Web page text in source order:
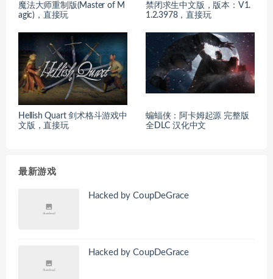
魔法大师重制版(Master of M
agic)，直接玩
禁闭求生中文版，版本：V1.
1.2.3978，直接玩
Hellish Quart 剑术格斗游戏中
文版，直接玩
蝙蝠侠：阿卡姆起源 完整版
全DLC 汉化中文
最新游戏
Hacked by CoupDeGrace
Hacked by CoupDeGrace